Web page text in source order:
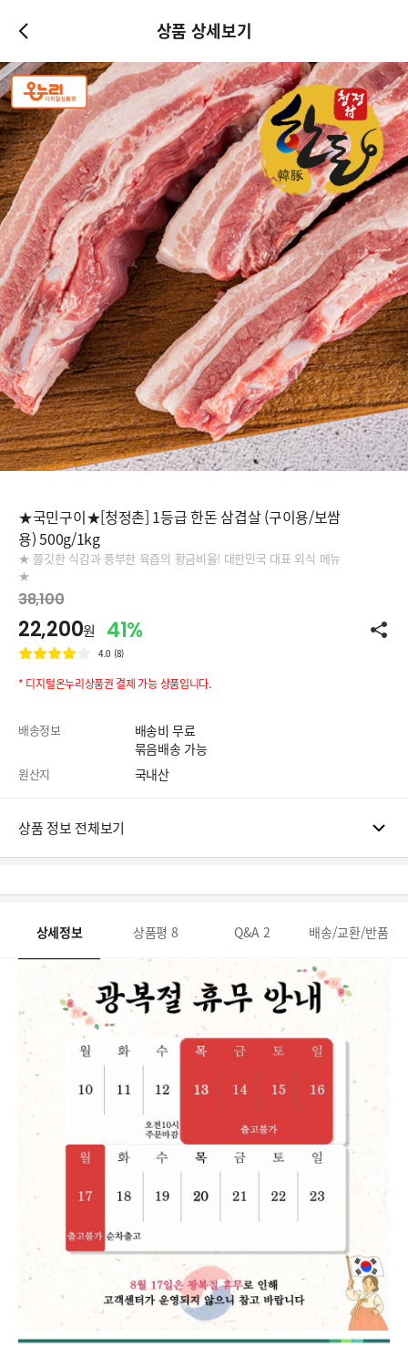
상품 상세보기
★국민구이★[청정촌] 1등급 한돈 삼겹살 (구이용/보쌈
용) 500g/1kg
★ 쫄깃한 식감과 풍부한 육즙의 황금비율! 대한민국 대표 외식 메뉴
★
38,100
22,200원 41%
4.0 (8)
* 디지털온누리상품권 결제 가능 상품입니다.
배송정보
배송비 무료
묶음배송 가능
원산지 국내산
상품 정보 전체보기
상세정보 상품평 8 Q&A 2 배송/교환/반품